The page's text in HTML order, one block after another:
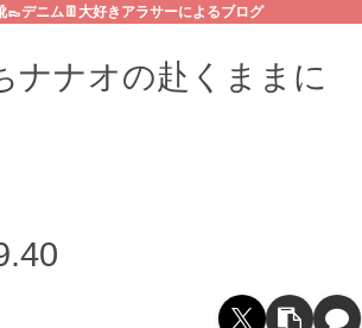
👞デニム👖大好きアラサーによるブログ
ナナオの赴くままに